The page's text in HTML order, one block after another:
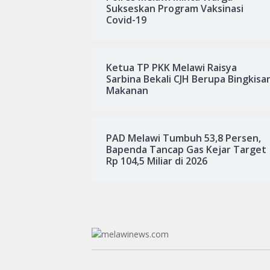
Sukseskan Program Vaksinasi
Covid-19
Ketua TP PKK Melawi Raisya
Sarbina Bekali CJH Berupa
Makanan
PAD Melawi Tumbuh 53,8 Persen,
Bapenda Tancap Gas Kejar Target
Rp 104,5 Miliar di 2026